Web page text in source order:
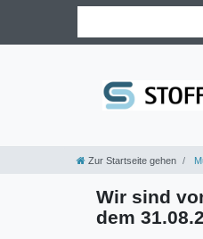
Zur Startseite gehen
Wir sind
dem